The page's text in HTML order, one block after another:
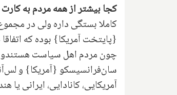
کجا بیشتر از همه مردم به
کاملا بستگی داره ولی در
چون مردم اهل سیاست هستندو
سان‌فرانسیسکو {آمریکا} و
آمریکایی، کانادایی، ایرانی